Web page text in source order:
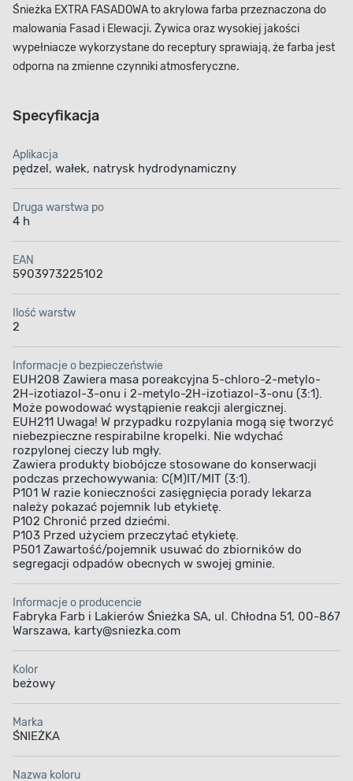
Śnieżka EXTRA FASADOWA to akrylowa farba przeznaczona do
malowania Fasad i Elewacji. Żywica oraz wysokiej jakości
wypełniacze wykorzystane do receptury sprawiają, że farba jest
odporna na zmienne czynniki atmosferyczne.
Specyfikacja
Aplikacja
pędzel, wałek, natrysk hydrodynamiczny
Druga warstwa po
4 h
EAN
5903973225102
Ilość warstw
2
Informacje o bezpieczeństwie
EUH208 Zawiera masa poreakcyjna 5-chloro-2-metylo-
2H-izotiazol-3-onu i 2-metylo-2H-izotiazol-3-onu (3:1).
Może powodować wystąpienie reakcji alergicznej.
EUH211 Uwaga! W przypadku rozpylania mogą się tworzyć
niebezpieczne respirabilne kropelki. Nie wdychać
rozpylonej cieczy lub mgły.
Zawiera produkty biobójcze stosowane do konserwacji
podczas przechowywania: C(M)IT/MIT (3:1).
P101 W razie konieczności zasięgnięcia porady lekarza
należy pokazać pojemnik lub etykietę.
P102 Chronić przed dziećmi.
P103 Przed użyciem przeczytać etykietę.
P501 Zawartość/pojemnik usuwać do zbiorników do
segregacji odpadów obecnych w swojej gminie.
Informacje o producencie
Fabryka Farb i Lakierów Śnieżka SA, ul. Chłodna 51, 00-867
Warszawa, karty@sniezka.com
Kolor
beżowy
Marka
ŚNIEŻKA
Nazwa koloru